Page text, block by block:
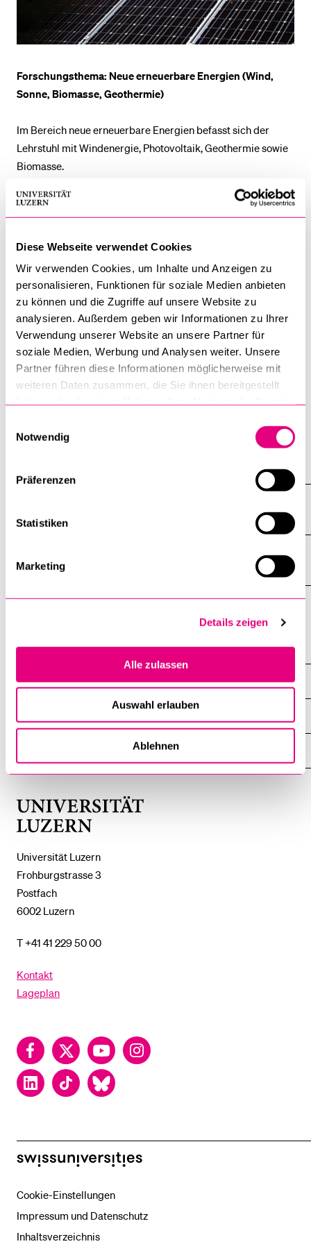
Diese Webseite verwendet Cookies
Wir verwenden Cookies, um Inhalte und Anzeigen zu
personalisieren, Funktionen für soziale Medien anbieten
zu können und die Zugriffe auf unsere Website zu
analysieren. Außerdem geben wir Informationen zu Ihrer
Verwendung unserer Website an unsere Partner für
soziale Medien, Werbung und Analysen weiter. Unsere
Partner führen diese Informationen möglicherweise mit
weiteren Daten zusammen, die Sie ihnen bereitgestellt
Notwendig
Präferenzen
Statistiken
Marketing
Details zeigen
Alle zulassen
Auswahl erlauben
Ablehnen
Forschungsthema: Neue erneuerbare Energien (Wind,
Sonne, Biomasse, Geothermie)
Im Bereich neue erneuerbare Energien befasst sich der
Lehrstuhl mit Windenergie, Photovoltaik, Geothermie sowie
Biomasse.
Bei der Nutzung von Windenergie steht neben
raumplanerischen Aspekten vor allem der
Landschaftsschutz im Vordergrund.
Das Recht der Photovoltaik umfasst insbesondere Fragen
des öffentlichen Baurechts, des Denkmal- und
Ortsbildschutzes sowie der Förderung nach dem
Energiegesetz.
Zur Nutzung des Untergrunds durch die Geothermie
sowie haftungs- und versicherungsrechtliche Fragen.
Alle
Sektionen
öffnen
Publikationen
Universität Luzern
Frohburgstrasse 3
Postfach
6002 Luzern
T +41 41 229 50 00
Kontakt
Lageplan
FacebookTwitter YouTubeInstagram
LinkedInTikTok Bluesky
DIE UNI FÜR ...
ZEIGE
ZEIGE
DAS
ZEIGE
DAS
%1$S
swissuniversities
Cookie-Einstellungen
Impressum und Datenschutz
Inhaltsverzeichnis
BELIEBTE INHALTE
Bibliothek
Menuplan Mensa